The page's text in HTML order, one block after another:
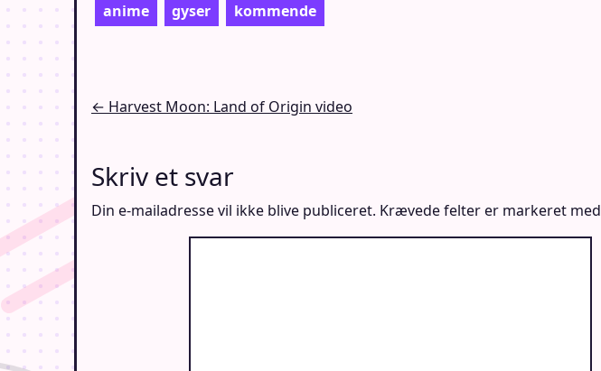
anime gyser kommende
Indlægsnavigation
← Harvest Moon: Land of Origin video
Skriv et svar
Din e-mailadresse vil ikke blive publiceret. Krævede felter er markeret med